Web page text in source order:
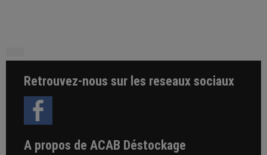
Retrouvez-nous sur les reseaux sociaux
A propos de ACAB Déstockage